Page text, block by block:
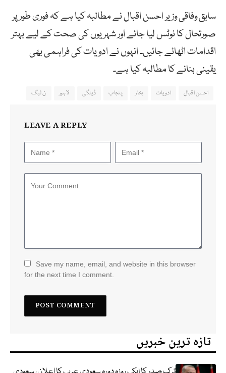
سابق وفاقی وزیر احسن اقبال نے مطالبہ کیا ہے کہ فوری طور پر
صورتحال کا نوٹس لیا جائے اور شہریوں کی صحت کے لیے بہتر
اقدامات اٹھائے جائیں۔ انہوں نے ادویات کی فراہمی بھی
یقینی بنانے کا مطالبہ کیا ہے۔
احسن اقبال ادویات بخار پنجاب ڈینگی لاہور ن لیگ
LEAVE A REPLY
Save my name, email, and website in this browser
for the next time I comment.
تازہ ترین خبریں